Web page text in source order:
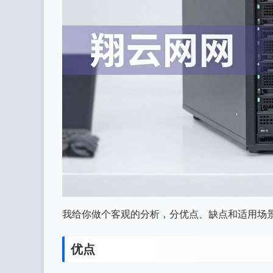
我给你做个客观的分析，分优点、缺点和适用场
优点